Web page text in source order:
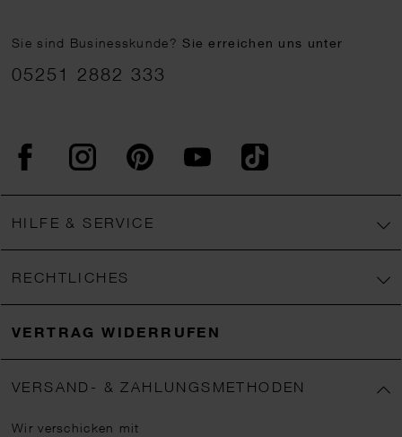
Sie sind Businesskunde?Sie erreichen uns unter
05251 2882 333
FacebookInstagram PinterestYouTubeTikTok
HILFE & SERVICE
RECHTLICHES
VERTRAG WIDERRUFEN
VERSAND- & ZAHLUNGSMETHODEN
Wir verschicken mit